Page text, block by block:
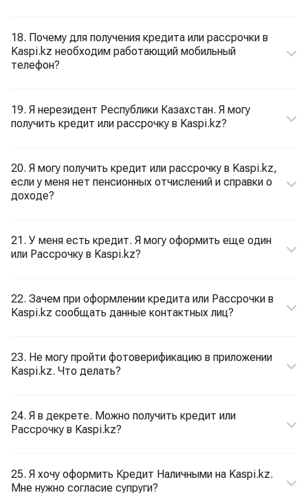
18. Почему для получения кредита или рассрочки в
Kaspi.kz необходим работающий мобильный
телефон?
19. Я нерезидент Республики Казахстан. Я могу
получить кредит или рассрочку в Kaspi.kz?
20. Я могу получить кредит или рассрочку в Kaspi.kz,
если у меня нет пенсионных отчислений и справки о
доходе?
21. У меня есть кредит. Я могу оформить еще один
или Рассрочку в Kaspi.kz?
22. Зачем при оформлении кредита или Рассрочки в
Kaspi.kz сообщать данные контактных лиц?
23. Не могу пройти фотоверификацию в приложении
Kaspi.kz. Что делать?
24. Я в декрете. Можно получить кредит или
Рассрочку в Kaspi.kz?
25. Я хочу оформить Кредит Наличными на Kaspi.kz.
Мне нужно согласие супруги?